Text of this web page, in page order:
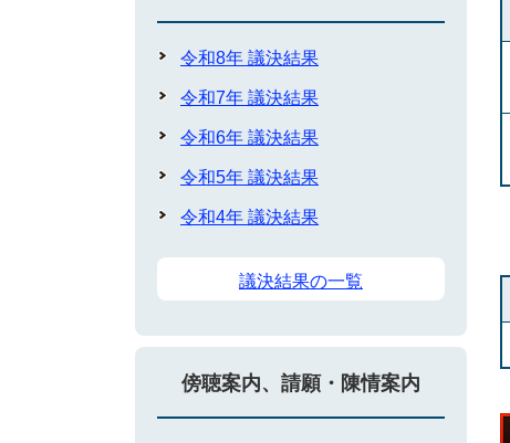
令和8年 議決結果
令和7年 議決結果
令和6年 議決結果
令和5年 議決結果
令和4年 議決結果
議決結果の一覧
傍聴案内、請願・陳情案内